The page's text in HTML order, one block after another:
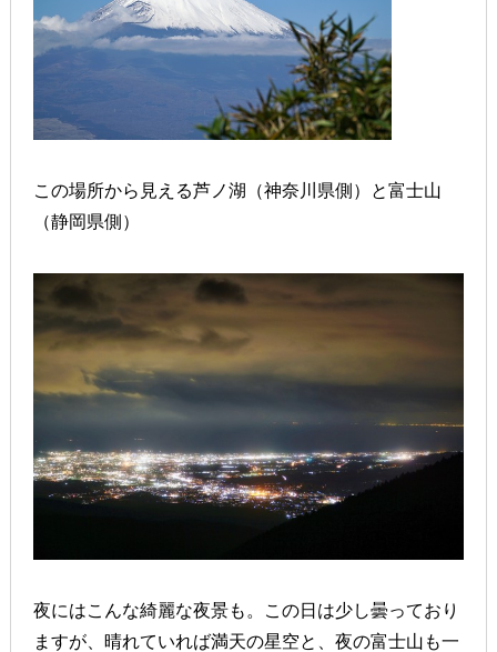
この場所から見える芦ノ湖（神奈川県側）と富士山
（静岡県側）
夜にはこんな綺麗な夜景も。この日は少し曇っており
ますが、晴れていれば満天の星空と、夜の富士山も一